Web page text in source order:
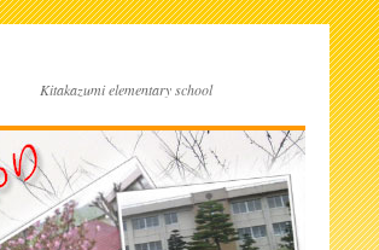
Kitakazumi elementary school